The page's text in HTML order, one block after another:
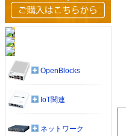
OpenBlocks
IoT関連
ネットワーク